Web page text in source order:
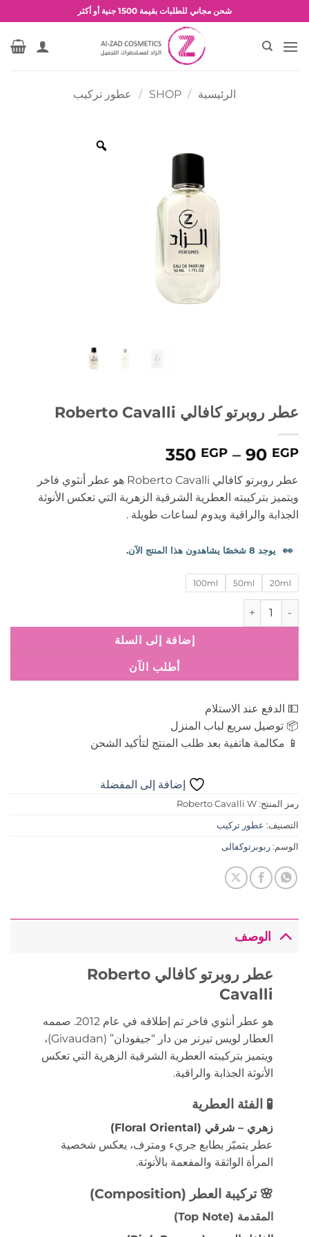
للمحتوى
شحن مجاني للطلبات بقيمة 1500 جنية أو أكثر
عروض وخصومات حصرية
الرئيسية /
SHOP
/ عطور تركيب
عطر روبرتو كافالي Roberto Cavalli
90 EGP
–
350 EGP
نطاق
من
خلال
عطر روبرتو كافالي Roberto Cavalli
هو عطر أنثوي فاخر
ويتميز بتركيبته العطرية الشرقية الزهرية التي تعكس الأنوثة
الجذابة والراقية ويدوم لساعات طويلة .
👀 يوجد 8 شخصًا يشاهدون هذا المنتج الآن.
20ml
50ml
100ml
كمية عطر روبرتو كافالي Roberto Cavalli
إضافة إلى السلة
أطلب الآن
💵 الدفع عند الاستلام
📦 توصيل سريع لباب المنزل
📱 مكالمة هاتفية بعد طلب المنتج لتأكيد الشحن
إضافة إلى المفضلة
رمز المنتج: Roberto Cavalli W
التصنيف: عطور تركيب
الوسم: ربوبرتوكفالى
الوصف
عطر روبرتو كافالي Roberto
Cavalli
هو عطر أنثوي فاخر تم إطلاقه في عام 2012.
صممه
العطار لويس تيرنر من دار “جيفودان” (Givaudan)،
ويتميز بتركيبته العطرية الشرقية الزهرية التي تعكس
الأنوثة الجذابة والراقية.
🧪 الفئة العطرية
زهري – شرقي (Floral Oriental)
عطر يتميّز بطابع جريء ومترف، يعكس شخصية
المرأة الواثقة والمفعمة بالأنوثة.
🌸تركيبة العطر (Composition)
المقدمة (Top Note)